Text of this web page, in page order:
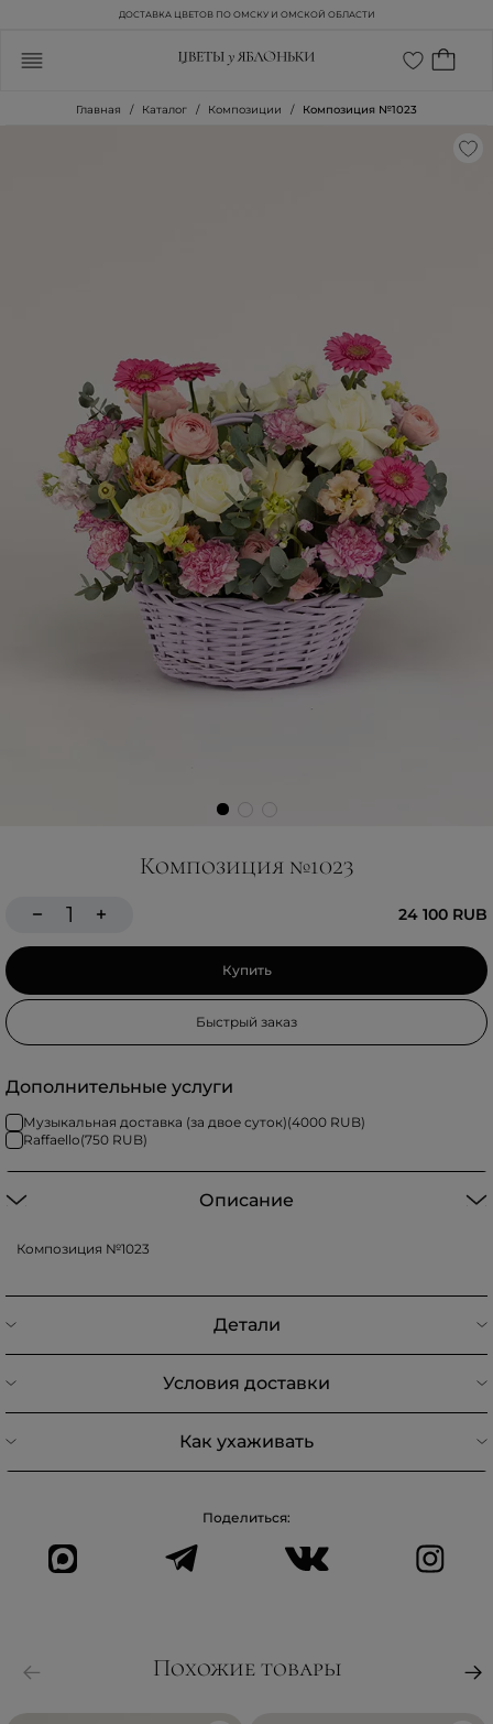
ДОСТАВКА ЦВЕТОВ ПО ОМСКУ И ОМСКОЙ ОБЛАСТИ
Главная Каталог Композиции Композиция №1023
Композиция №1023
24 100 RUB
Купить
Быстрый заказ
Дополнительные услуги
Музыкальная доставка (за двое суток)(4000 RUB)
Raffaello(750 RUB)
Описание
Композиция №1023
Детали
Условия доставки
Как ухаживать
Поделиться:
Похожие товары